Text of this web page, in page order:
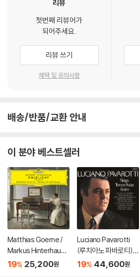
리뷰
첫번째 리뷰어가
되어주세요.
리뷰 쓰기
혜택 및 유의사항
배송/반품/교환 안내
이 분야 베스트셀러
Matthias Goerne /
Markus Hinterhause
r 슈만: 황혼 (가곡집)
19% 25,200원
Luciano Pavarotti
(루치아노 파바로티) -
이탈리아 오페라 리마
19% 44,600원